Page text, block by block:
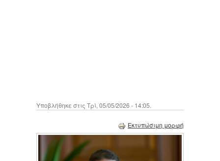
Υποβλήθηκε στις Τρί, 05/05/2026 - 14:05.
Εκτυπώσιμη μορφή